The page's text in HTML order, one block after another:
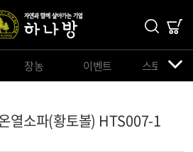
장농 이벤트 스토리지
열소파(황토볼) HTS007-1